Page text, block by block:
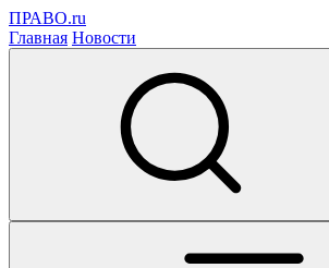
ПРАВО.ru
Главная Новости